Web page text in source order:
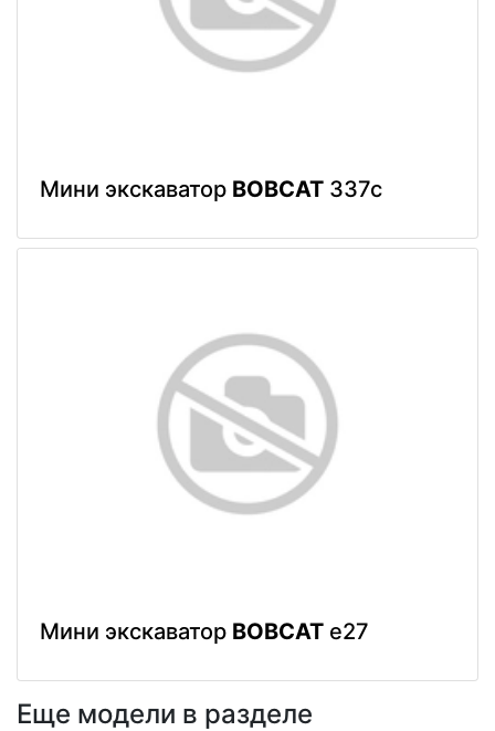
Мини экскаватор BOBCAT 337c
Мини экскаватор BOBCAT e27
Еще модели в разделе